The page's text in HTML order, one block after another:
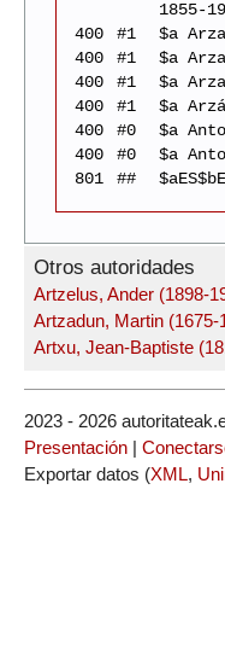
1855-
400
#1
$a
400
#1
$a
400
#1
$a
400
#1
$a
400
#0
$a
400
#0
$a
801
##
Otros autoridades
Artzelus, Ander (1898-
Artzadun, Martin (1675-
Artxu, Jean-Baptiste
2023 - 2026
Presentación |
Exportar datos (XML,